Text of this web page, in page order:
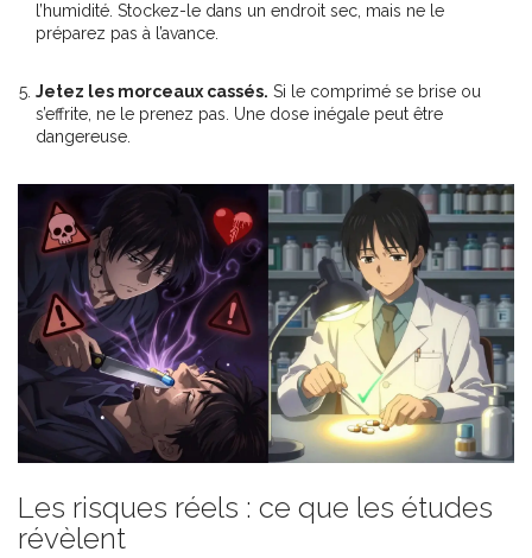
l’humidité. Stockez-le dans un endroit sec, mais ne le
préparez pas à l’avance.
Jetez les morceaux cassés. Si le comprimé se brise ou
s’effrite, ne le prenez pas. Une dose inégale peut être
dangereuse.
Les risques réels : ce que les études
révèlent